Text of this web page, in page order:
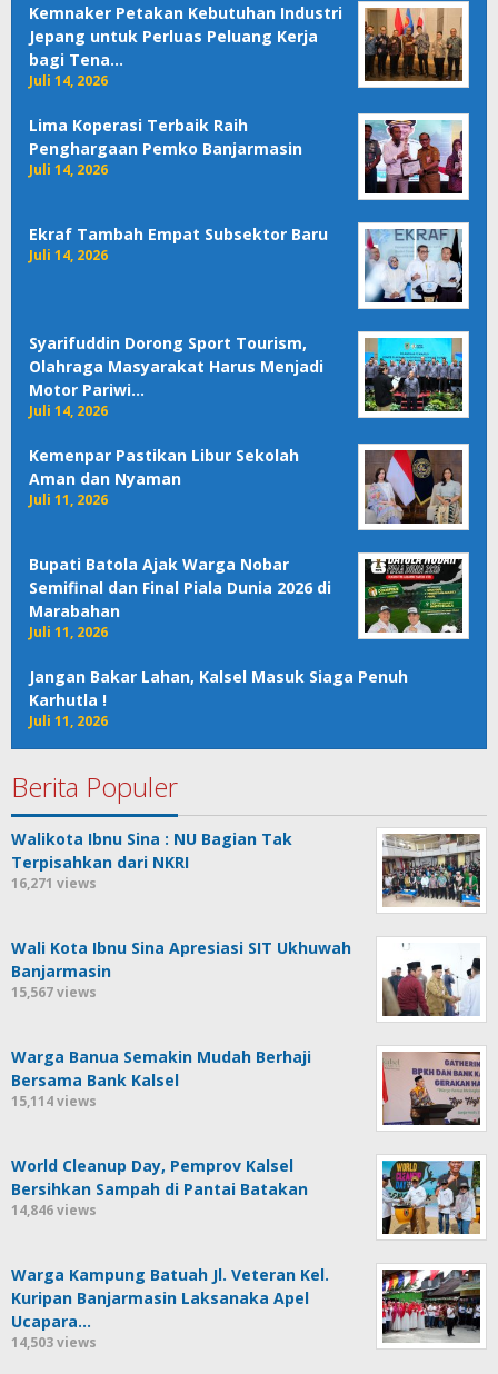
Kemnaker Petakan Kebutuhan Industri
Jepang untuk Perluas Peluang Kerja
bagi Tena…
Juli 14, 2026
Lima Koperasi Terbaik Raih
Penghargaan Pemko Banjarmasin
Juli 14, 2026
Ekraf Tambah Empat Subsektor Baru
Juli 14, 2026
Syarifuddin Dorong Sport Tourism,
Olahraga Masyarakat Harus Menjadi
Motor Pariwi…
Juli 14, 2026
Kemenpar Pastikan Libur Sekolah
Aman dan Nyaman
Juli 11, 2026
Bupati Batola Ajak Warga Nobar
Semifinal dan Final Piala Dunia 2026 di
Marabahan
Juli 11, 2026
Jangan Bakar Lahan, Kalsel Masuk Siaga Penuh
Karhutla !
Juli 11, 2026
Berita Populer
Walikota Ibnu Sina : NU Bagian Tak
Terpisahkan dari NKRI
16,271 views
Wali Kota Ibnu Sina Apresiasi SIT Ukhuwah
Banjarmasin
15,567 views
Warga Banua Semakin Mudah Berhaji
Bersama Bank Kalsel
15,114 views
World Cleanup Day, Pemprov Kalsel
Bersihkan Sampah di Pantai Batakan
14,846 views
Warga Kampung Batuah Jl. Veteran Kel.
Kuripan Banjarmasin Laksanaka Apel
Ucapara…
14,503 views